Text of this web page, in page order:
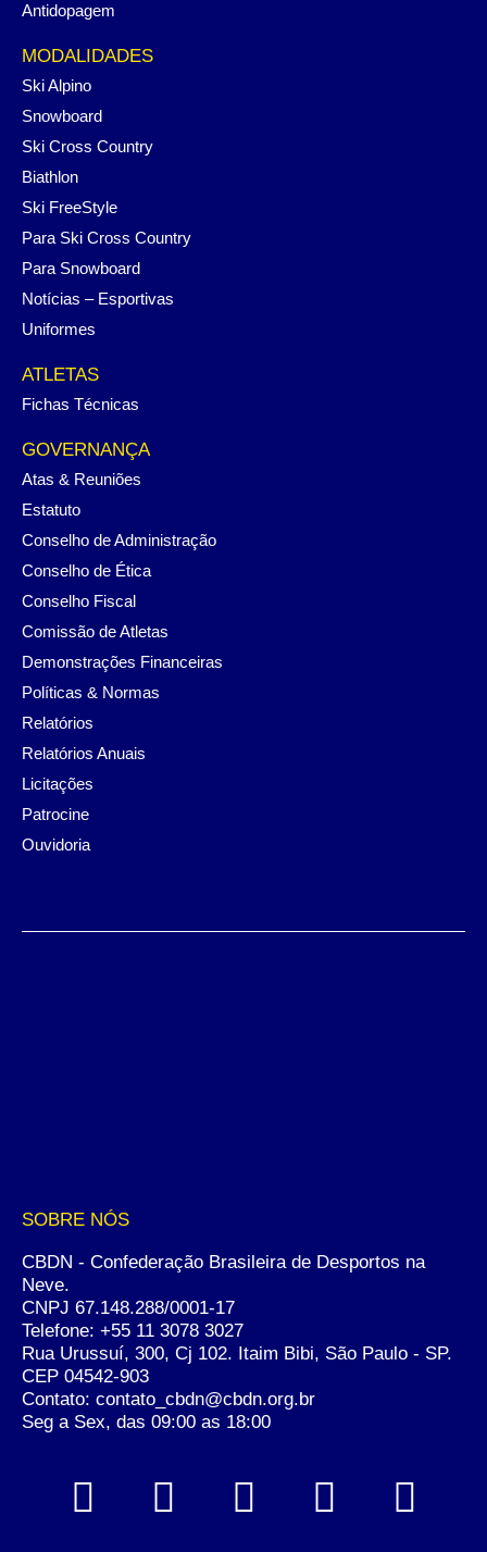
Antidopagem
MODALIDADES
Ski Alpino
Snowboard
Ski Cross Country
Biathlon
Ski FreeStyle
Para Ski Cross Country
Para Snowboard
Notícias – Esportivas
Uniformes
ATLETAS
Fichas Técnicas
GOVERNANÇA
Atas & Reuniões
Estatuto
Conselho de Administração
Conselho de Ética
Conselho Fiscal
Comissão de Atletas
Demonstrações Financeiras
Políticas & Normas
Relatórios
Relatórios Anuais
Licitações
Patrocine
Ouvidoria
SOBRE NÓS
CBDN - Confederação Brasileira de Desportos na
Neve.
CNPJ 67.148.288/0001-17
Telefone: +55 11 3078 3027
Rua Urussuí, 300, Cj 102. Itaim Bibi, São Paulo - SP.
CEP 04542-903
Contato: contato_cbdn@cbdn.org.br
Seg a Sex, das 09:00 as 18:00